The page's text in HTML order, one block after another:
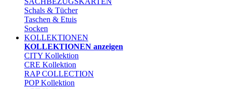
Schals & Tücher
Taschen & Etuis
Socken
KOLLEKTIONEN
KOLLEKTIONEN anzeigen
CITY Kollektion
CRE Kollektion
RAP COLLECTION
POP Kollektion